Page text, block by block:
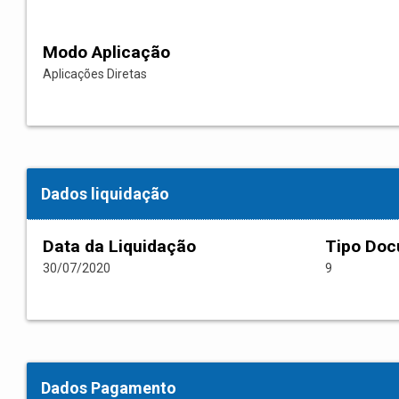
Modo Aplicação
Aplicações Diretas
Dados liquidação
Data da Liquidação
30/07/2020
Tipo
9
Dados Pagamento